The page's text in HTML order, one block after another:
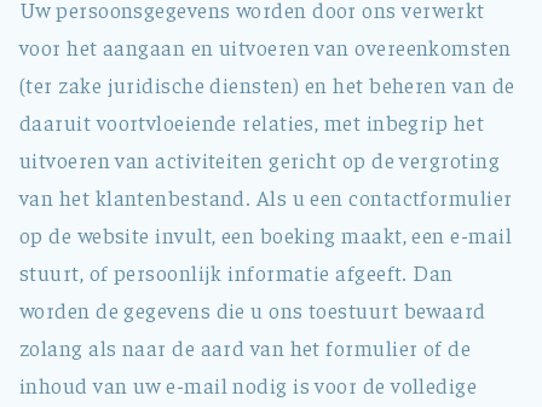
Uw persoonsgegevens worden door ons verwerkt
voor het aangaan en uitvoeren van overeenkomsten
(ter zake juridische diensten) en het beheren van de
daaruit voortvloeiende relaties, met inbegrip het
uitvoeren van activiteiten gericht op de vergroting
van het klantenbestand. Als u een contactformulier
op de website invult, een boeking maakt, een e-mail
stuurt, of persoonlijk informatie afgeeft. Dan
worden de gegevens die u ons toestuurt bewaard
zolang als naar de aard van het formulier of de
inhoud van uw e-mail nodig is voor de volledige